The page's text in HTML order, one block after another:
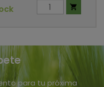

para tu próxima